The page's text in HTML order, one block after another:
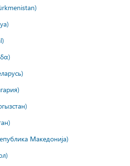
Македонија)